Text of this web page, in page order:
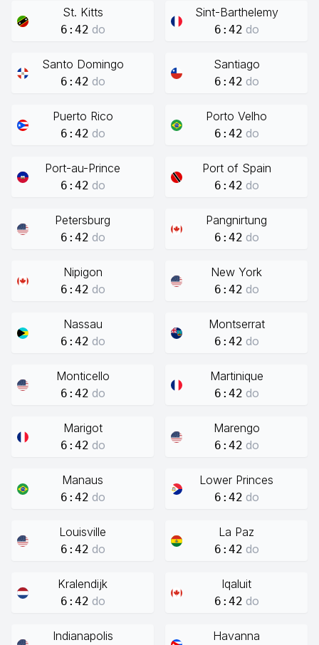
St. Kitts
6:42 do
Sint-Barthelemy
6:42 do
Santo Domingo
6:42 do
Santiago
6:42 do
Puerto Rico
6:42 do
Porto Velho
6:42 do
Port-au-Prince
6:42 do
Port of Spain
6:42 do
Petersburg
6:42 do
Pangnirtung
6:42 do
Nipigon
6:42 do
New York
6:42 do
Nassau
6:42 do
Montserrat
6:42 do
Monticello
6:42 do
Martinique
6:42 do
Marigot
6:42 do
Marengo
6:42 do
Manaus
6:42 do
Lower Princes
6:42 do
Louisville
6:42 do
La Paz
6:42 do
Kralendijk
6:42 do
Iqaluit
6:42 do
Indianapolis Havanna